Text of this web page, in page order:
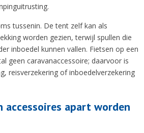
tussenin. De tent zelf kan als
worden gezien, terwijl spullen die
inboedel kunnen vallen. Fietsen op een
geen caravanaccessoire; daarvoor is
reisverzekering of inboedelverzekering
accessoires apart worden